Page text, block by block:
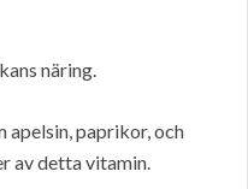
näring.
apelsin, paprikor, och
av detta vitamin.